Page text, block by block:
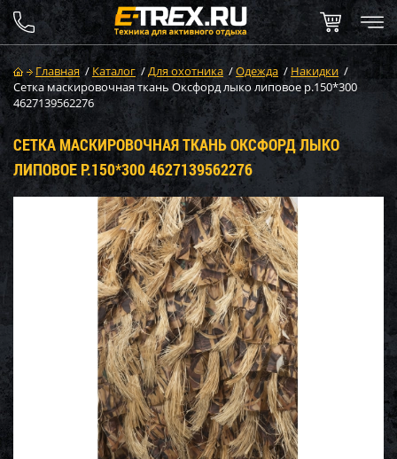
Главная / Каталог /Для охотника /Одежда / Накидки /
Сетка маскировочная ткань Оксфорд лыко липовое р.150*300
4627139562276
СЕТКА МАСКИРОВОЧНАЯ ТКАНЬ ОКСФОРД ЛЫКО
ЛИПОВОЕ Р.150*300 4627139562276